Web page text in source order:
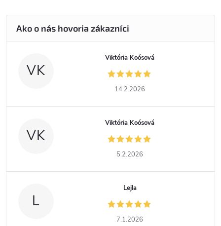
VK
Viktória Koósová
14.2.2026
VK
Viktória Koósová
5.2.2026
L
Lejla
7.1.2026